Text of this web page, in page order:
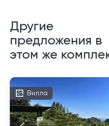
Другие
предложения в
этом же
Вилла